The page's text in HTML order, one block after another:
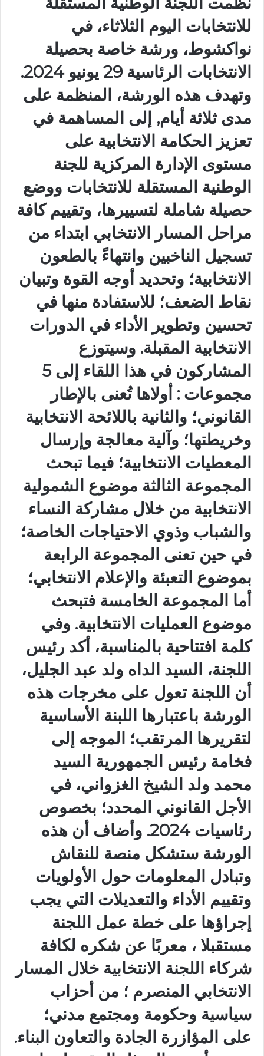
للانتخابات اليوم الثلاثاء، في
نواكشوط، ورشة خاصة بحصيلة
الانتخابات الرئاسية 29 يونيو 2024.
‏‎وتهدف هذه الورشة، المنظمة على
مدى ثلاثة أيام, إلى المساهمة في
تعزيز الحكامة الانتخابية على
مستوى الإدارة المركزية للجنة
الوطنية المستقلة للانتخابات ووضع
حصيلة شاملة لتسييرها، وتقييم كافة
مراحل المسار الانتخابي ابتداء من
تسجيل الناخبين وانتهاءً بالطعون
الانتخابية؛ وتحديد أوجه القوة وتبيان
نقاط الضعف؛ للاستفادة منها في
تحسين وتطوير الأداء في الدورات
الانتخابية المقبلة. وسيتوزع
المشاركون في هذا اللقاء إلى 5
مجموعات : أولاها تُعنى بالإطار
القانوني؛ والثانية باللائحة الانتخابية
وخريطتها؛ وآلية معالجة وإرسال
المعطيات الانتخابية؛ فيما تبحث
المجموعة الثالثة موضوع الشمولية
الانتخابية من خلال مشاركة النساء
والشباب وذوي الاحتياجات الخاصة؛
في حين تعنى المجموعة الرابعة
بموضوع التعبئة والإعلام الانتخابي؛
أما المجموعة الخامسة فتبحث
موضوع العمليات الانتخابية. ‏‎وفي
كلمة افتتاحية بالمناسبة، أكد رئيس
اللجنة، السيد الداه ولد عبد الجليل،
أن اللجنة تعول على مخرجات هذه
الورشة باعتبارها اللبنة الأساسية
لتقريرها المرتقب؛ الموجه إلى
فخامة رئيس الجمهورية السيد
محمد ولد الشيخ الغزواني، في
الأجل القانوني المحدد؛ بخصوص
رئاسيات 2024. ‏‎وأضاف أن هذه
الورشة ستشكل منصة للنقاش
وتبادل المعلومات حول الأولويات
وتقييم الأداء والتعديلات التي يجب
إجراؤها على خطة عمل اللجنة
مستقبلا ، معربًا عن شكره لكافة
شركاء اللجنة الانتخابية خلال المسار
الانتخابي المنصرم ؛ من أحزاب
سياسية وحكومة ومجتمع مدني؛
على المؤازرة الجادة والتعاون البناء.